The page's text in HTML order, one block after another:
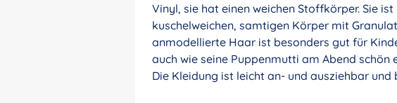
Vinyl, sie hat einen weichen Stoffkörper. Sie
kuschelweichen, samtigen Körper mit
anmodellierte Haar ist besonders gut für
auch wie seine Puppenmutti am Abend
Die Kleidung ist leicht an- und ausziehbar und